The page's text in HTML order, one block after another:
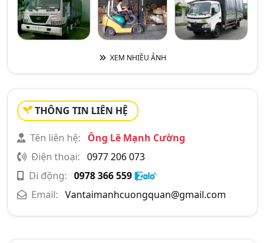
XEM NHIỀU ẢNH
THÔNG TIN LIÊN HỆ
Tên liên hệ:
Ông Lê Mạnh Cường
Điện thoại: 0977 206 073
Di động: 0978 366 559
Email: Vantaimanhcuongquan@gmail.com